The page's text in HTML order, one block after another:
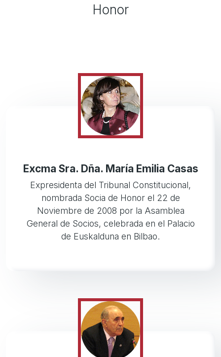
Honor
Excma Sra. Dña. María Emilia Casas
Expresidenta del Tribunal Constitucional,
nombrada Socia de Honor el 22 de
Noviembre de 2008 por la Asamblea
General de Socios, celebrada en el Palacio
de Euskalduna en Bilbao.